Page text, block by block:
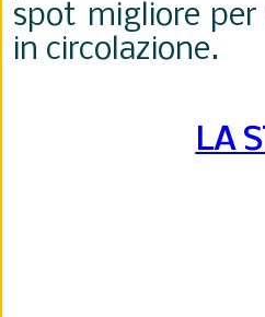
spot migliore
in circolazione.
LA